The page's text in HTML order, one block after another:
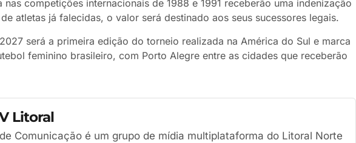
nas competições internacionais de 1988 e 1991 receberão uma indenização
atletas já falecidas, o valor será destinado aos seus sucessores legais.
será a primeira edição do torneio realizada na América do Sul e marca
feminino brasileiro, com Porto Alegre entre as cidades que receberão
Litoral
Comunicação é um grupo de mídia multiplataforma do Litoral Norte